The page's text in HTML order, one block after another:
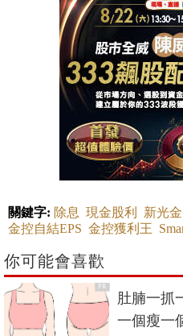
關鍵字: 除息 現金股利 新光金
金控自結EPS 金控獲利王
你可能會喜歡
PR
肚腩一抓
一個瘦一